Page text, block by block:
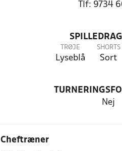
Tlf: 9734
TRØJE
Lyseblå
SHORTS
Sort
Nej
Cheftræner